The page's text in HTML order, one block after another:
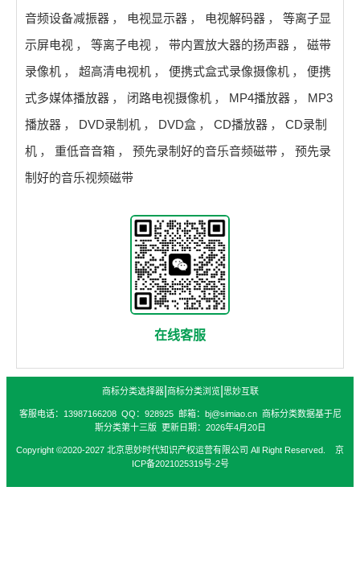
音频设备减振器 ， 电视显示器 ， 电视解码器 ，
等离子显
示屏电视 ， 等离子电视 ， 带内置放大器的扬声器 ，
磁带
录像机 ， 超高清电视机 ， 便携式盒式录像摄像机 ，
便携
式多媒体播放器 ， 闭路电视摄像机 ， MP4播放器 ，
MP3
播放器 ， DVD录制机 ， DVD盒 ， CD播放器 ，
CD录制
机 ， 重低音音箱 ， 预先录制好的音乐音频磁带 ，
预先录
制好的音乐视频磁带
在线客服
商标分类选择器| 商标分类浏览| 思妙互联
客服电话：13987166208 QQ：928925 邮箱：bj@simiao.cn 商标分类数据基于尼
斯分类第十三版 更新日期：2026年4月20日
Copyright ©2020-2027 北京思妙时代知识产权运营有限公司 All Right Reserved. 京
ICP备2021025319号-2号